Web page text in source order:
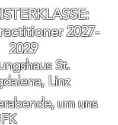
2027-
2029
St.
Linz
, um uns